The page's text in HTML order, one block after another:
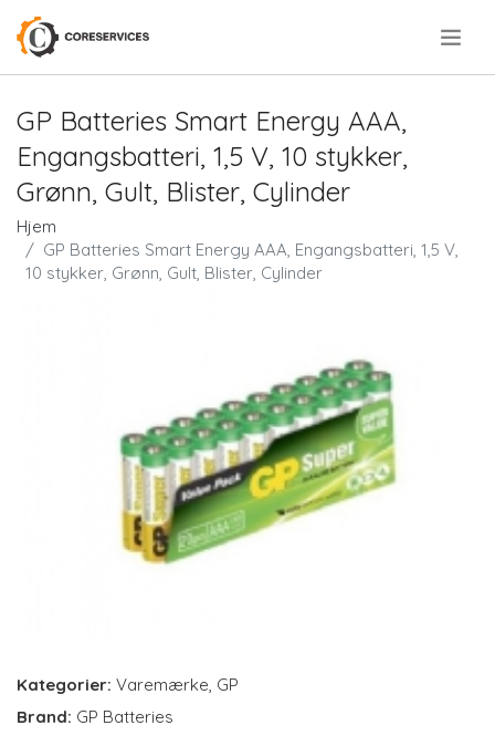
GP Batteries Smart Energy AAA,
Engangsbatteri, 1,5 V, 10 stykker,
Grønn, Gult, Blister, Cylinder
Hjem
GP Batteries Smart Energy AAA, Engangsbatteri, 1,5 V,
10 stykker, Grønn, Gult, Blister, Cylinder
Kategorier: Varemærke GP
Brand: GP Batteries